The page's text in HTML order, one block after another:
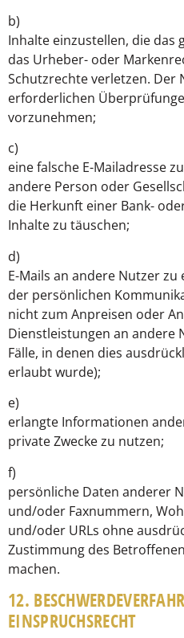
b)
Inhalte einzustellen, die das
das Urheber- oder
Schutzrechte verletzen. Der
erforderlichen
vorzunehmen;
c)
eine falsche E-Mailadresse
andere Person oder
die Herkunft einer Bank-
Inhalte zu täuschen;
d)
E-Mails an andere Nutzer zu
der persönlichen
nicht zum Anpreisen oder
Dienstleistungen an andere
Fälle, in denen dies
erlaubt wurde);
e)
erlangte Informationen
private Zwecke zu nutzen;
f)
persönliche Daten anderer
und/oder Faxnummern,
und/oder URLs ohne
Zustimmung des
machen.
12.
EINSPRUCHSRECHT